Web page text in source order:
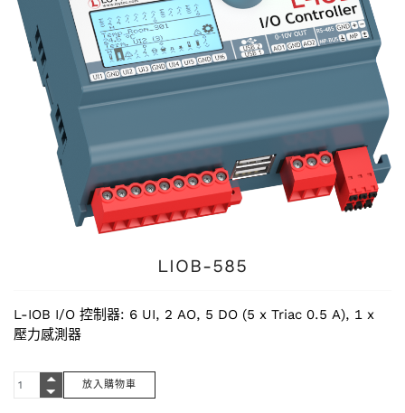
LIOB-585
L-IOB I/O 控制器: 6 UI, 2 AO, 5 DO (5 x Triac 0.5 A), 1 x
壓力感測器